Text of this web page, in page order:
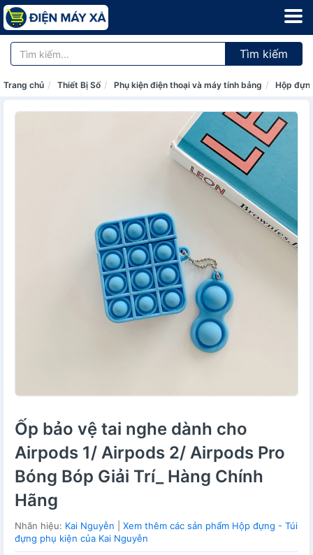
Tìm kiếm
Trang chủ Thiết Bị Số Phụ kiện điện thoại và máy tính bảng Hộp
Ốp bảo vệ tai nghe dành cho
Airpods 1/ Airpods 2/ Airpods Pro
Bóng Bóp Giải Trí_ Hàng Chính
Hãng
Nhãn hiệu: Kai Nguyễn
Xem thêm các sản phẩm Hộp đựng - Túi
đựng phụ kiện của Kai Nguyễn